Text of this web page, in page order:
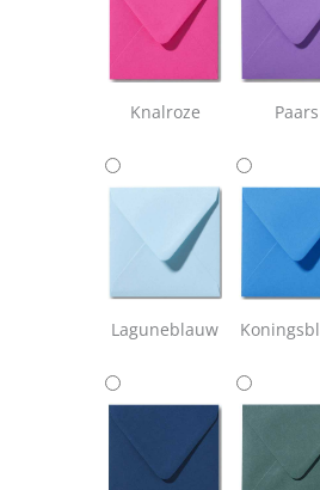
Knalroze Paars
Laguneblauw